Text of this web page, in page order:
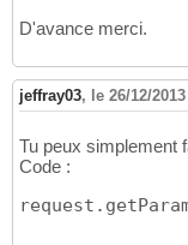
15
17
</html>
D'avance merci.
jeffray03, le 26/12/
Tu peux simplement
Code :